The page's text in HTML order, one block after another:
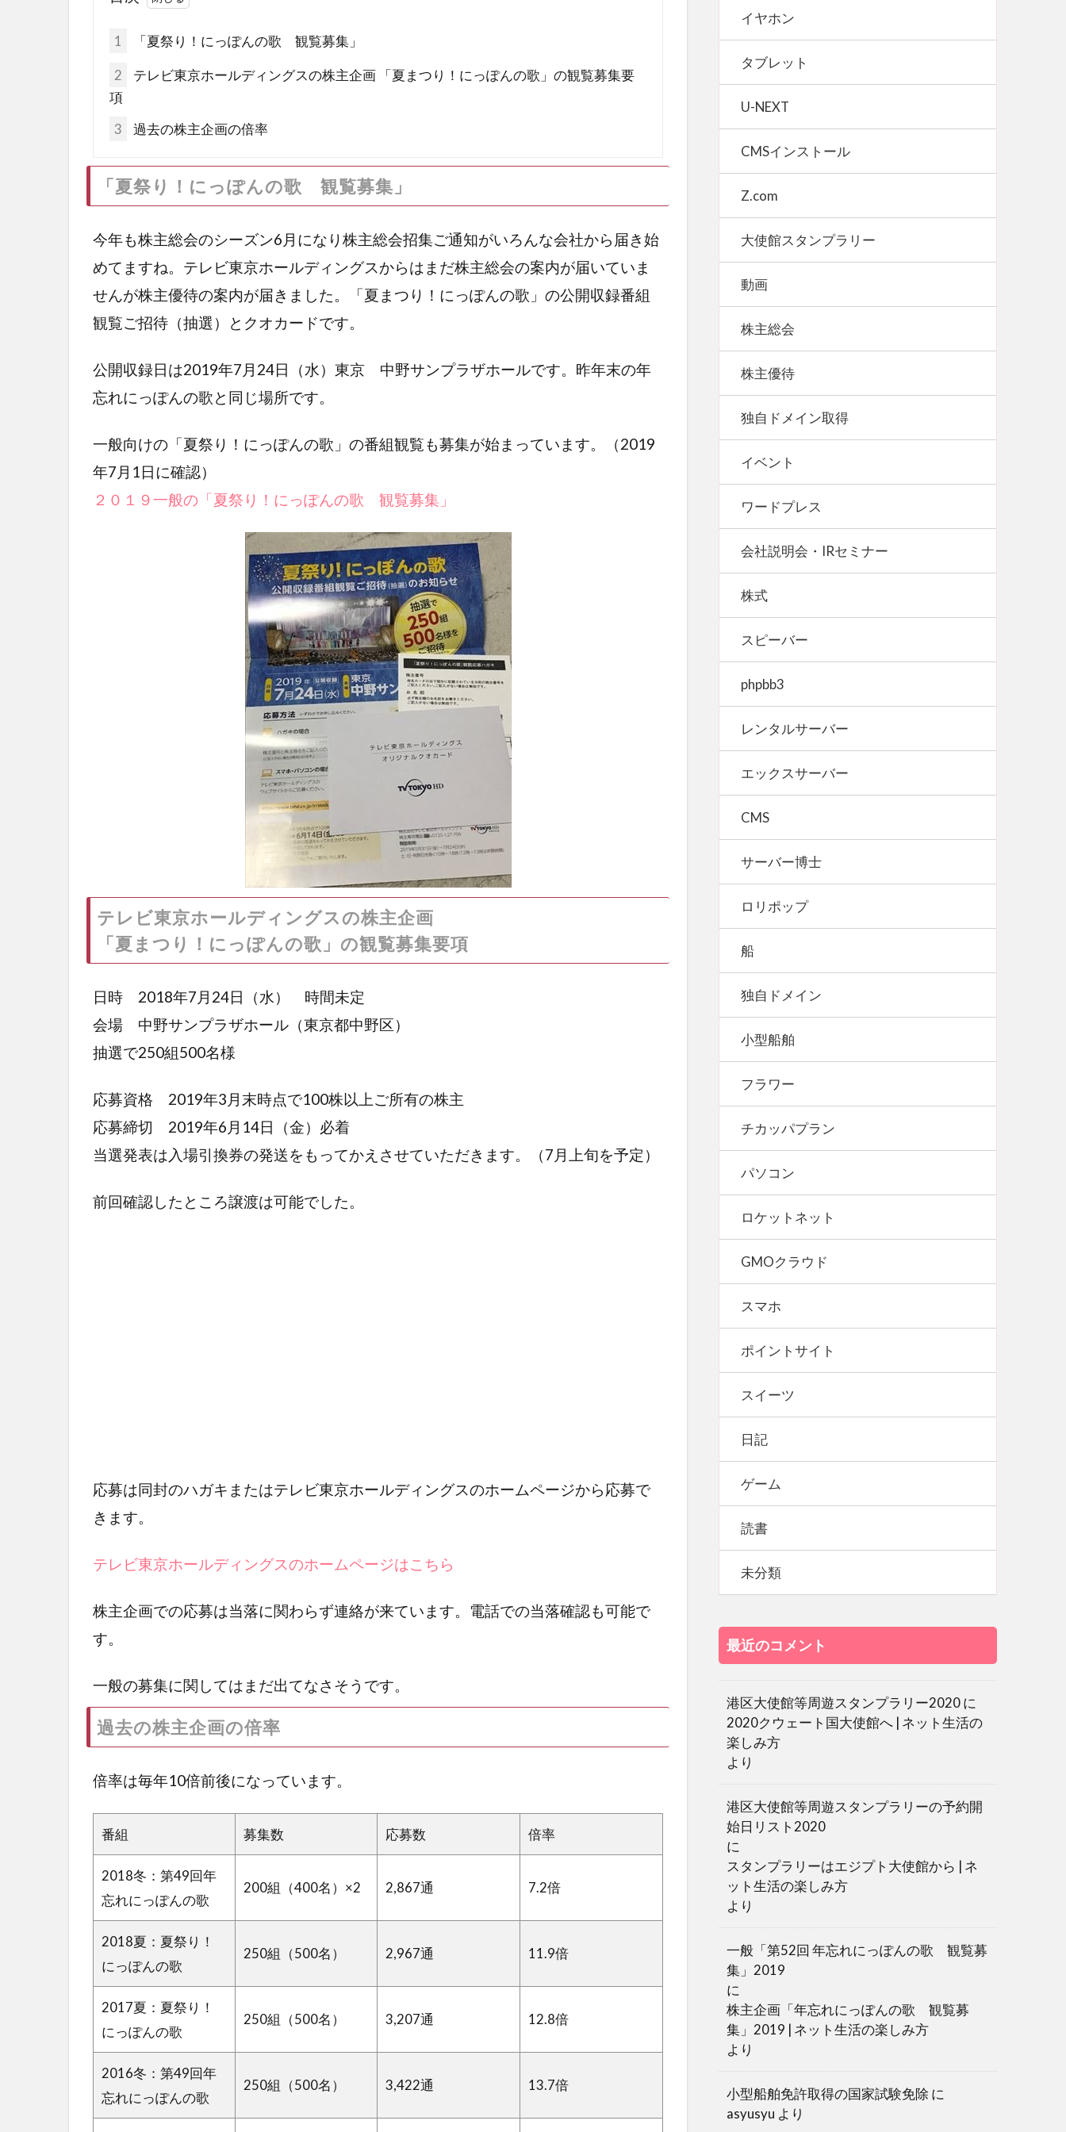
1 「夏祭り！にっぽんの歌 観覧募集」
2
テレビ東京ホールディングスの株主企画 「夏まつり！にっぽんの歌」の観覧募集要
項
3
過去の株主企画の倍率
「夏祭り！にっぽんの歌 観覧募集」
今年も株主総会のシーズン6月になり株主総会招集ご通知がいろんな会社から届き始
めてますね。テレビ東京ホールディングスからはまだ株主総会の案内が届いていま
せんが株主優待の案内が届きました。「夏まつり！にっぽんの歌」の公開収録番組
観覧ご招待（抽選）とクオカードです。
公開収録日は2019年7月24日（水）東京 中野サンプラザホールです。昨年末の年
忘れにっぽんの歌と同じ場所です。
一般向けの「夏祭り！にっぽんの歌」の番組観覧も募集が始まっています。（2019
年7月1日に確認）
２０１９一般の「夏祭り！にっぽんの歌 観覧募集」
テレビ東京ホールディングスの株主企画
「夏まつり！にっぽんの歌」の観覧募集要項
日時 2018年7月24日（水） 時間未定
会場 中野サンプラザホール（東京都中野区）
抽選で250組500名様
応募資格 2019年3月末時点で100株以上ご所有の株主
応募締切 2019年6月14日（金）必着
当選発表は入場引換券の発送をもってかえさせていただきます。（7月上旬を予定）
前回確認したところ譲渡は可能でした。
応募は同封のハガキまたはテレビ東京ホールディングスのホームページから応募で
きます。
テレビ東京ホールディングスのホームページはこちら
株主企画での応募は当落に関わらず連絡が来ています。電話での当落確認も可能で
す。
一般の募集に関してはまだ出てなさそうです。
過去の株主企画の倍率
倍率は毎年10倍前後になっています。
番組 募集数 応募数 倍率
2018冬：第49回年
忘れにっぽんの歌
200組（400名）×2 2,867通 7.2倍
2018夏：夏祭り！
にっぽんの歌
250組（500名） 2,967通 11.9倍
2017夏：夏祭り！
にっぽんの歌
250組（500名） 3,207通 12.8倍
2016冬：第49回年
忘れにっぽんの歌
250組（500名） 3,422通 13.7倍
イヤホン
タブレット
U-NEXT
CMSインストール
Z.com
大使館スタンプラリー
動画
株主総会
株主優待
独自ドメイン取得
イベント
ワードプレス
会社説明会・IRセミナー
株式
スピーバー
phpbb3
レンタルサーバー
エックスサーバー
CMS
サーバー博士
ロリポップ
船
独自ドメイン
小型船舶
フラワー
チカッパプラン
パソコン
ロケットネット
GMOクラウド
スマホ
ポイントサイト
スイーツ
日記
ゲーム
読書
未分類
最近のコメント
港区大使館等周遊スタンプラリー2020に
2020クウェート国大使館へ | ネット生活の
楽しみ方
より
港区大使館等周遊スタンプラリーの予約開
始日リスト2020
に
スタンプラリーはエジプト大使館から | ネ
ット生活の楽しみ方
より
一般「第52回 年忘れにっぽんの歌 観覧募
集」2019
に
株主企画「年忘れにっぽんの歌 観覧募
集」2019 | ネット生活の楽しみ方
より
小型船舶免許取得の国家試験免除 に
asyusyu より